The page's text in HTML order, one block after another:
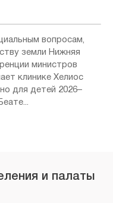
вопросам,
земли Нижняя
министров
клинике Хелиос
для детей 2026–
и палаты